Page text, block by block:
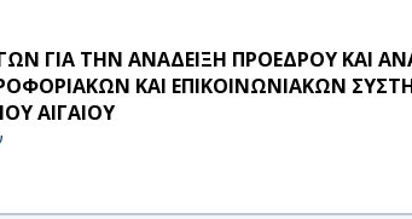
ΓΙΑ ΤΗΝ ΑΝΑΔΕΙΞΗ ΠΡΟΕΔΡΟΥ ΚΑΙ
ΚΑΙ ΕΠΙΚΟΙΝΩΝΙΑΚΩΝ
ΑΙΓΑΙΟΥ